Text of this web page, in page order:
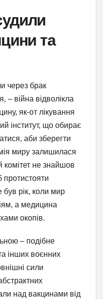
та
через брак
– війна відволікла
як-от лікування
інститут, що обирає
аби зберегти
миру залишилася
комітет не знайшов
протистояти
був рік, коли мир
а медицина
окопів.
– подібне
інших воєнних
сили
над вакцинами від